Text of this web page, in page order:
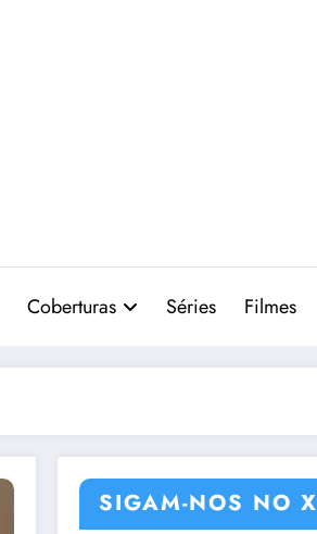
Coberturas Séries Filmes
SIGAM-NOS NO X